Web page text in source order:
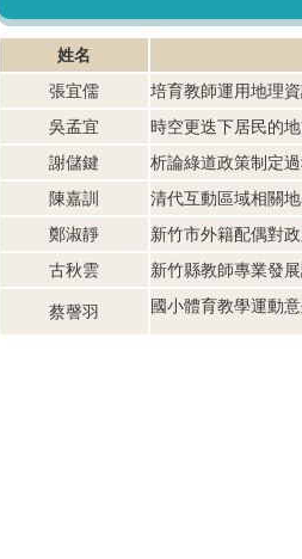
姓名
張宜儒
培育教師運用地理
吳孟宜
時空更迭下居民的
謝儲鍵
析論綠道政策制定
陳嘉訓
清代互動區域相關
鄭淑靜
新竹市外籍配偶對
古秋雲
新竹縣教師專業發
蔡謦羽 國小體育教學運動